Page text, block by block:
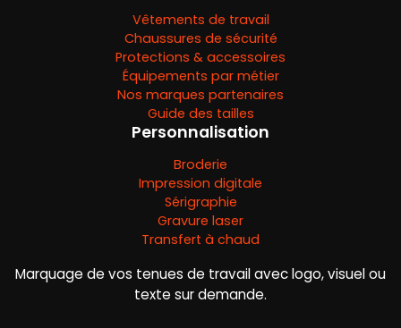
Vêtements de travail
Chaussures de sécurité
Protections & accessoires
Équipements par métier
Nos marques partenaires
Guide des tailles
Personnalisation
Broderie
Impression digitale
Sérigraphie
Gravure laser
Transfert à chaud
Marquage de vos tenues de travail avec logo, visuel ou
texte sur demande.